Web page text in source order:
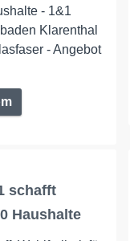
- 1&1
Klarenthal
- Angebot
schafft
Haushalte